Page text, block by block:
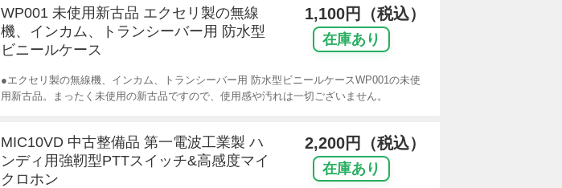
WP001 未使用新古品 エクセリ製の無線
機、インカム、トランシーバー用 防水型
ビニールケース
1,100円（税込）
在庫あり
●エクセリ製の無線機、インカム、トランシーバー用 防水型ビニールケースWP001の未使
用新古品。まったく未使用の新古品ですので、使用感や汚れは一切ございません。
MIC10VD 中古整備品 第一電波工業製 ハ
ンディ用強靭型PTTスイッチ&高感度マイ
クロホン
2,200円（税込）
在庫あり